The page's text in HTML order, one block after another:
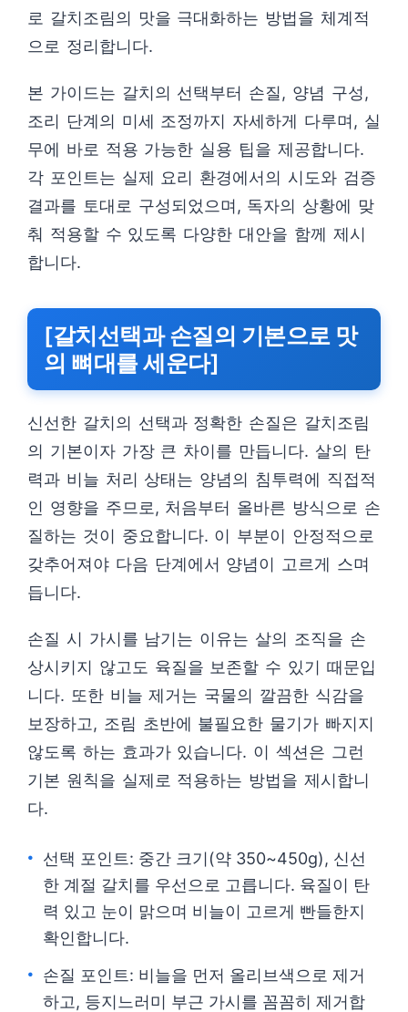
로 갈치조림의 맛을 극대화하는 방법을 체계적
으로 정리합니다.
본 가이드는 갈치의 선택부터 손질, 양념 구성,
조리 단계의 미세 조정까지 자세하게 다루며, 실
무에 바로 적용 가능한 실용 팁을 제공합니다.
각 포인트는 실제 요리 환경에서의 시도와 검증
결과를 토대로 구성되었으며, 독자의 상황에 맞
춰 적용할 수 있도록 다양한 대안을 함께 제시
합니다.
[갈치선택과 손질의 기본으로 맛
의 뼈대를 세운다]
신선한 갈치의 선택과 정확한 손질은 갈치조림
의 기본이자 가장 큰 차이를 만듭니다. 살의 탄
력과 비늘 처리 상태는 양념의 침투력에 직접적
인 영향을 주므로, 처음부터 올바른 방식으로 손
질하는 것이 중요합니다. 이 부분이 안정적으로
갖추어져야 다음 단계에서 양념이 고르게 스며
듭니다.
손질 시 가시를 남기는 이유는 살의 조직을 손
상시키지 않고도 육질을 보존할 수 있기 때문입
니다. 또한 비늘 제거는 국물의 깔끔한 식감을
보장하고, 조림 초반에 불필요한 물기가 빠지지
않도록 하는 효과가 있습니다. 이 섹션은 그런
기본 원칙을 실제로 적용하는 방법을 제시합니
다.
선택 포인트: 중간 크기(약 350~450g), 신선
한 계절 갈치를 우선으로 고릅니다. 육질이 탄
력 있고 눈이 맑으며 비늘이 고르게 빤들한지
확인합니다.
손질 포인트: 비늘을 먼저 올리브색으로 제거
하고, 등지느러미 부근 가시를 꼼꼼히 제거합